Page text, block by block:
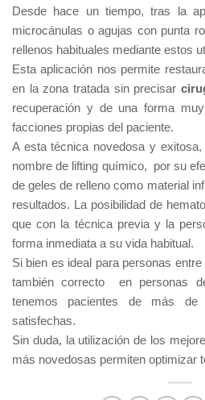
Desde hace un tiempo, tras la
microcánulas o agujas con punta
rellenos habituales mediante estos
Esta aplicación nos permite
en la zona tratada sin precisar
recuperación y de una forma
facciones propias del paciente.
A esta técnica novedosa y
nombre de lifting químico,
por su
de geles de relleno como material
resultados. La posibilidad de
que con la técnica previa y la
forma inmediata a su vida habitual.
Si bien es ideal para personas
también correcto
en personas
tenemos pacientes de más
satisfechas.
Sin duda, la utilización de los
más novedosas permiten optimizar